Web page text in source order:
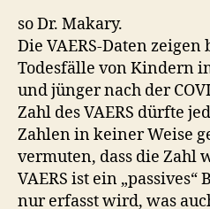
so Dr. Makary.
Die VAERS-Daten zeigen
Todesfälle von Kindern
und jünger nach der
Zahl des VAERS dürfte
Zahlen in keiner Weise
vermuten, dass die Zahl
VAERS ist ein
nur erfasst wird, was